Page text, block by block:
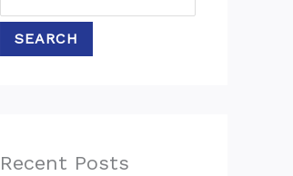
SEARCH
Recent Posts